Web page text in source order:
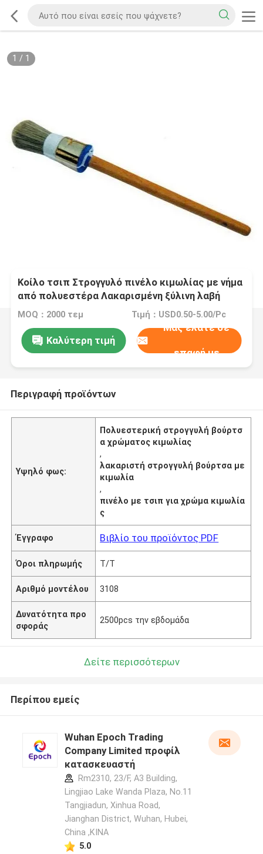
1 / 1
Κοίλο τσιπ Στρογγυλό πινέλο κιμωλίας με νήμα
από πολυεστέρα Λακαρισμένη ξύλινη λαβή
MOQ：2000 τεμ Τιμή：USD0.50-5.00/Pc
Καλύτερη τιμή
Μας ελάτε σε
επαφή με
Περιγραφή προϊόντων
Υψηλό φως:
Πολυεστερική στρογγυλή βούρτσ
α χρώματος κιμωλίας
,
λακαριστή στρογγυλή βούρτσα με
κιμωλία
,
πινέλο με τσιπ για χρώμα κιμωλία
ς
Έγγραφο Βιβλίο του προϊόντος PDF
Όροι πληρωμής T/T
Αριθμό μοντέλου 3108
Δυνατότητα προ
σφοράς
2500pcs την εβδομάδα
Δείτε περισσότερων
Περίπου εμείς
Wuhan Epoch Trading
Company Limited προφίλ
κατασκευαστή
Rm2310, 23/F, A3 Building,
Lingjiao Lake Wanda Plaza, No.11
Tangjiadun, Xinhua Road,
Jianghan District, Wuhan, Hubei,
China ,ΚΙΝΑ
5.0